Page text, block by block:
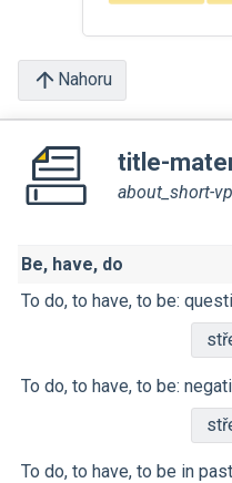
Nahoru
title-
about_short-
Be, have, do
To do, to have, to be:
To do, to have, to be:
To do, to have, to be in